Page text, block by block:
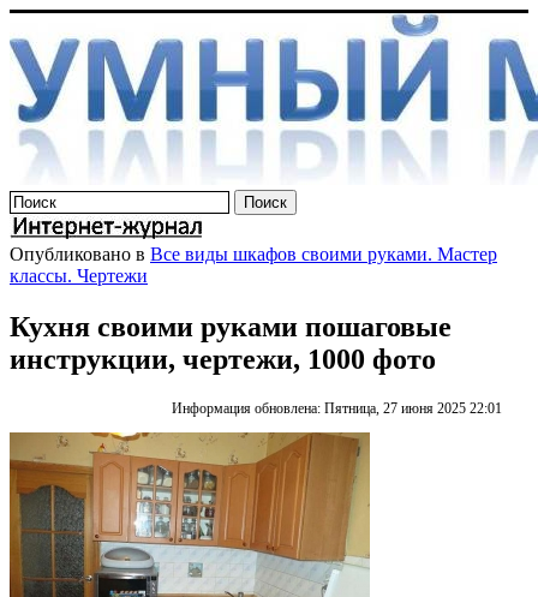
Опубликовано в Все виды шкафов своими руками. Мастер
классы. Чертежи
Кухня своими руками пошаговые
инструкции, чертежи, 1000 фото
Информация обновлена: Пятница, 27 июня 2025 22:01